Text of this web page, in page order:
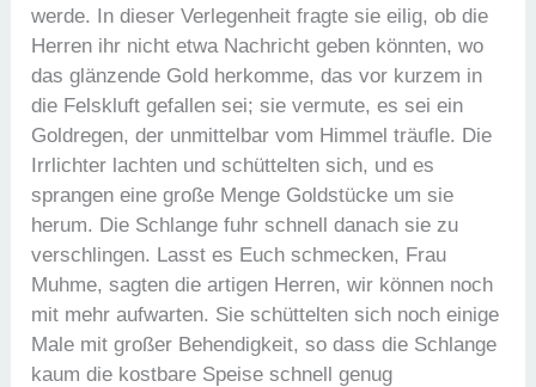
werde. In dieser Verlegenheit fragte sie eilig, ob die
Herren ihr nicht etwa Nachricht geben könnten, wo
das glänzende Gold herkomme, das vor kurzem in
die Felskluft gefallen sei; sie vermute, es sei ein
Goldregen, der unmittelbar vom Himmel träufle. Die
Irrlichter lachten und schüttelten sich, und es
sprangen eine große Menge Goldstücke um sie
herum. Die Schlange fuhr schnell danach sie zu
verschlingen. Lasst es Euch schmecken, Frau
Muhme, sagten die artigen Herren, wir können noch
mit mehr aufwarten. Sie schüttelten sich noch einige
Male mit großer Behendigkeit, so dass die Schlange
kaum die kostbare Speise schnell genug